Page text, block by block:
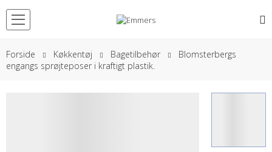
Forside Køkkentøj Bagetilbehør
Blomsterbergs
engangs sprøjteposer i kraftigt plastik.